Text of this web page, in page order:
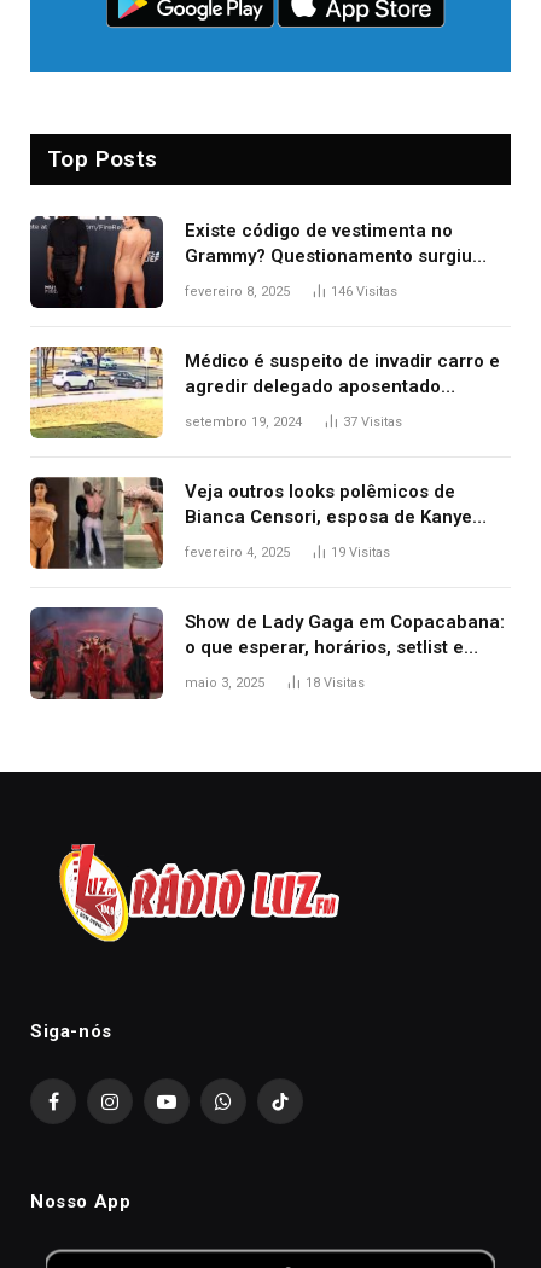
Top Posts
Existe código de vestimenta no
Grammy? Questionamento surgiu
após Bianca Censori, mulher de
fevereiro 8, 2025 146 Visitas
Médico é suspeito de invadir carro e
agredir delegado aposentado
durante confusão no trânsito
setembro 19, 2024 37 Visitas
Veja outros looks polêmicos de
Bianca Censori, esposa de Kanye
West que apareceu nua no Grammy
fevereiro 4, 2025 19 Visitas
Show de Lady Gaga em Copacabana:
o que esperar, horários, setlist e
onde assistir
maio 3, 2025 18 Visitas
Siga-nós
FacebookInstagramYouTubeWhatsAppTikTok
Nosso App